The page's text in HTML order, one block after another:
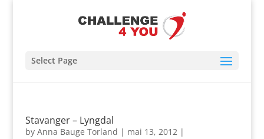
Select Page
Stavanger – Lyngdal
by Anna Bauge Torland | mai 13, 2012|